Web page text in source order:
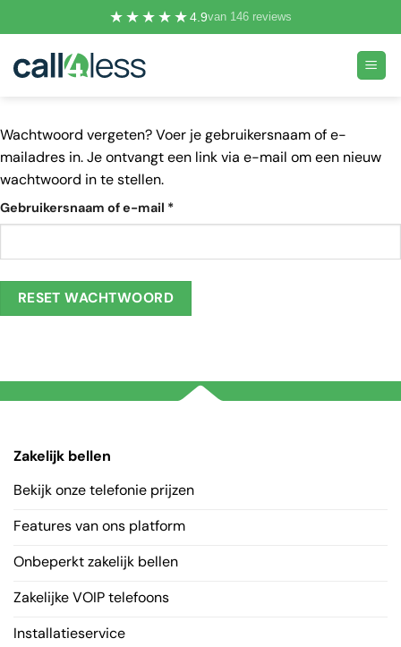
naar
inhoud
★★★★★4.9van 146 reviews
Wachtwoord vergeten? Voer je gebruikersnaam of e-
mailadres in. Je ontvangt een link via e-mail om een nieuw
wachtwoord in te stellen.
Gebruikersnaam of e-mail *Vereist
RESET WACHTWOORD
Zakelijk bellen
Bekijk onze telefonie prijzen
Features van ons platform
Onbeperkt zakelijk bellen
Zakelijke VOIP telefoons
Installatieservice